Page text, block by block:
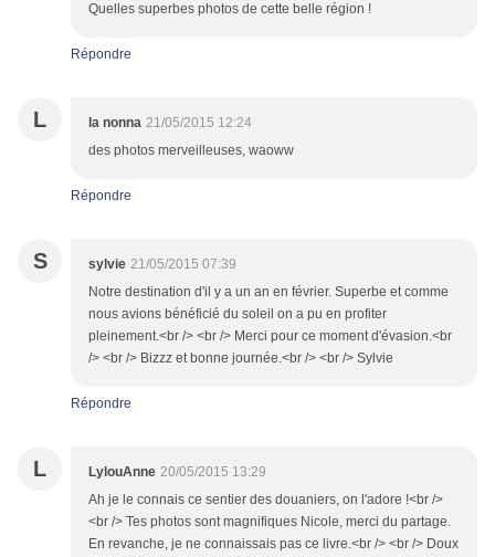
Quelles superbes photos de cette belle région !
Répondre
L la nonna 21/05/2015 12:24
des photos merveilleuses, waoww
Répondre
S sylvie 21/05/2015 07:39
Notre destination d'il y a un an en février. Superbe et comme
nous avions bénéficié du soleil on a pu en profiter
pleinement.<br /> <br /> Merci pour ce moment d'évasion.<br
/> <br /> Bizzz et bonne journée.<br /> <br /> Sylvie
Répondre
L LylouAnne 20/05/2015 13:29
Ah je le connais ce sentier des douaniers, on l'adore !<br />
<br /> Tes photos sont magnifiques Nicole, merci du partage.
En revanche, je ne connaissais pas ce livre.<br /> <br /> Doux